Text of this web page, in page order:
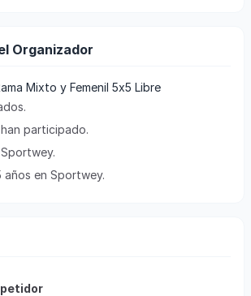
Organizador
Mixto y Femenil 5x5 Libre
han participado.
años en Sportwey.